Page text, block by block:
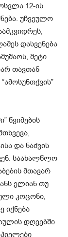
12-ის
უჩვეულო
დასვენება
მეტი
თავთან
წვიმების
და ნაძვის
საახალწლო
მთავარ
ელიან თუ
კოცონი,
იქნება
დღეებში